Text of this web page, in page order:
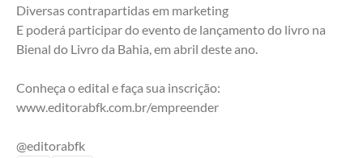
Diversas contrapartidas em marketing
E poderá participar do evento de lançamento do livro na
Bienal do Livro da Bahia, em abril deste ano.
Conheça o edital e faça sua inscrição:
www.editorabfk.com.br/empreender
@editorabfk